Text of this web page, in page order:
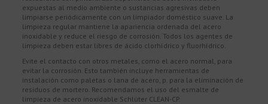
expuestas al medio ambiente o sustancias agresivas deben
limpiarse periódicamente con un limpiador doméstico suave. La
limpieza regular mantiene la apariencia ordenada del acero
inoxidable y reduce el riesgo de corrosión. Todos los agentes de
limpieza deben estar libres de ácido clorhídrico y fluorhídrico.
Evite el contacto con otros metales, como el acero normal, para
evitar la corrosión. Esto también incluye herramientas de
instalación como paletas o lana de acero, p. para la eliminación de
residuos de mortero. Recomendamos el uso del esmalte de
limpieza de acero inoxidable Schlüter CLEAN-CP.